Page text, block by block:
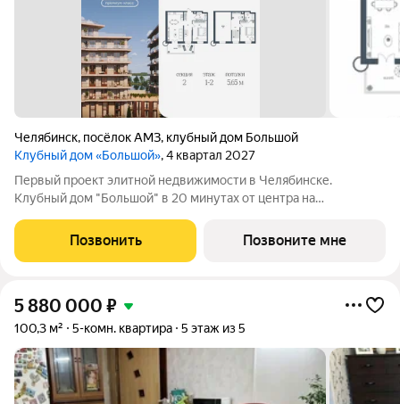
Челябинск, посёлок АМЗ, клубный дом Большой
Клубный дом «Большой», 4 квартал 2027
Первый проект элитной недвижимости в Челябинске.
Клубный дом "Большой" в 20 минутах от центра на
это единственное место в городе, где открывается
потрясающий вид на Шершнёвское водохранилище.
Позвонить Позвоните мне
5 880 000 ₽
100,3 м² 5-комн. квартира 5 этаж из 5